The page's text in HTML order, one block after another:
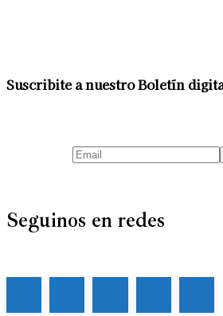
Suscribite a nuestro Boletín
Seguinos en redes